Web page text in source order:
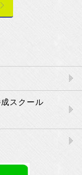
スクール